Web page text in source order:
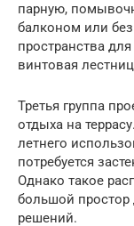
парную,
балконом или
пространства
винтовая
Третья группа
отдыха на
летнего
потребуется
Однако такое
большой
решений.